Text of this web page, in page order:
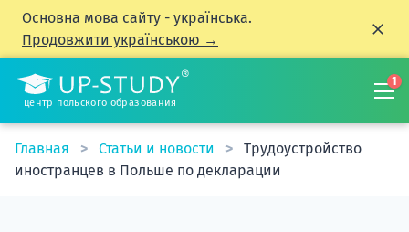
Основна мова сайту - українська.
Продовжити українською →
центр польского образования
1
Главная Статьи и новости
Трудоустройство
иностранцев в Польше по декларации